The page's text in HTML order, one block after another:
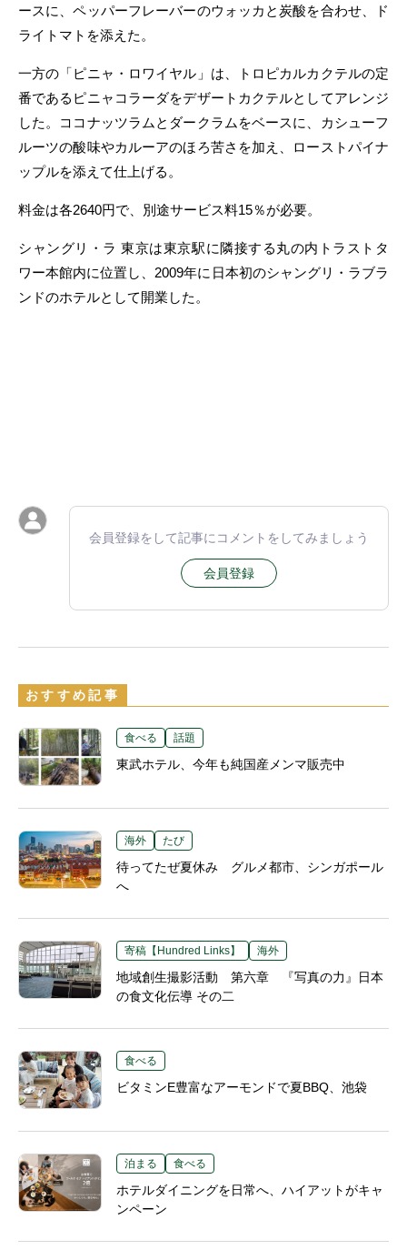
ースに、ペッパーフレーバーのウォッカと炭酸を合わせ、ド
ライトマトを添えた。
一方の「ピニャ・ロワイヤル」は、トロピカルカクテルの定
番であるピニャコラーダをデザートカクテルとしてアレンジ
した。ココナッツラムとダークラムをベースに、カシューフ
ルーツの酸味やカルーアのほろ苦さを加え、ローストパイナ
ップルを添えて仕上げる。
料金は各2640円で、別途サービス料15％が必要。
シャングリ・ラ 東京は東京駅に隣接する丸の内トラストタ
ワー本館内に位置し、2009年に日本初のシャングリ・ラブラ
ンドのホテルとして開業した。
会員登録をして記事にコメントをしてみましょう
会員登録
おすすめ記事
食べる 話題
東武ホテル、今年も純国産メンマ販売中
海外 たび
待ってたぜ夏休み グルメ都市、シンガポール
へ
寄稿【Hundred Links】 海外
地域創生撮影活動 第六章 『写真の力』日本
の食文化伝導 その二
食べる
ビタミンE豊富なアーモンドで夏BBQ、池袋
泊まる 食べる
ホテルダイニングを日常へ、ハイアットがキャ
ンペーン